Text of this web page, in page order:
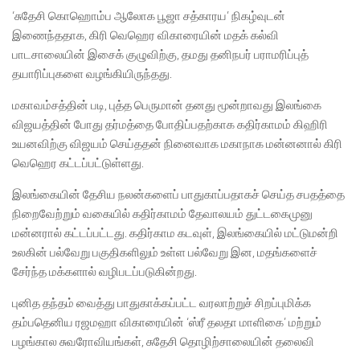
‘சுதேசி கொஹொம்ப ஆலோக பூஜா சத்காரய’ நிகழ்வுடன்
இணைந்ததாக, கிரி வெஹெர விகாரையின் மதக் கல்வி
பாடசாலையின் இசைக் குழுவிற்கு, தமது தனிநபர் பராமரிப்புத்
தயாரிப்புகளை வழங்கியிருந்தது.
மகாவம்சத்தின் படி, புத்த பெருமான் தனது மூன்றாவது இலங்கை
விஜயத்தின் போது தர்மத்தை போதிப்பதற்காக கதிர்காமம் கிஹிரி
உயனவிற்கு விஜயம் செய்ததன் நினைவாக மகாநாக மன்னனால் கிரி
வெஹெர கட்டப்பட்டுள்ளது.
இலங்கையின் தேசிய நலன்களைப் பாதுகாப்பதாகச் செய்த சபதத்தை
நிறைவேற்றும் வகையில் கதிர்காமம் தேவாலயம் துட்டகைமுனு
மன்னரால் கட்டப்பட்டது. கதிர்காம கடவுள், இலங்கையில் மட்டுமன்றி
உலகின் பல்வேறு பகுதிகளிலும் உள்ள பல்வேறு இன, மதங்களைச்
சேர்ந்த மக்களால் வழிபடப்படுகின்றது.
புனித தந்தம் வைத்து பாதுகாக்கப்பட்ட வரலாற்றுச் சிறப்புமிக்க
தம்பதெனிய ரஜமஹா விகாரையின் ‘ஸ்ரீ தலதா மாளிகை’ மற்றும்
பழங்கால சுவரோவியங்கள், சுதேசி தொழிற்சாலையின் தலைவி